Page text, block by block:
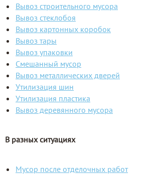
Вывоз строительного мусора
Вывоз стеклобоя
Вывоз картонных коробок
Вывоз тары
Вывоз упаковки
Смешанный мусор
Вывоз металлических дверей
Утилизация шин
Утилизация пластика
Вывоз деревянного мусора
В разных ситуациях
Мусор после отделочных работ